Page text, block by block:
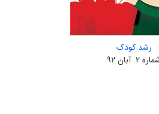
رشد کودک
۲. آبان ۹۲